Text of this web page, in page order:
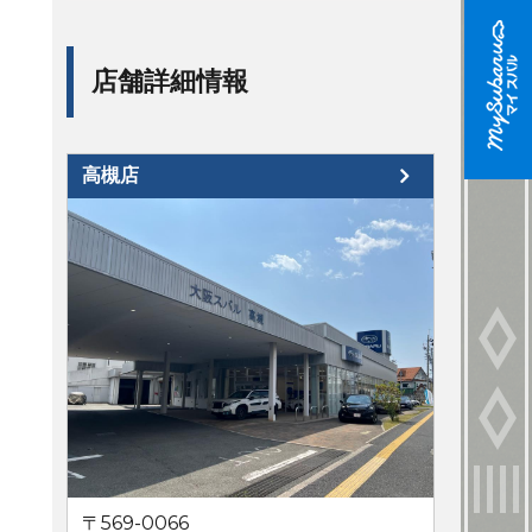
店舗詳細情報
高槻店
〒569-0066